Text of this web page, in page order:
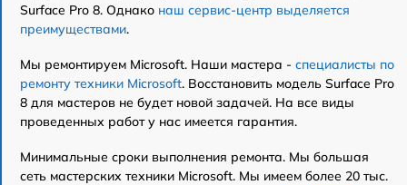
Surface Pro 8. Однако наш сервис-центр выделяется
преимуществами.
Мы ремонтируем Microsoft. Наши мастера - специалисты по
ремонту техники Microsoft. Восстановить модель Surface Pro
8 для мастеров не будет новой задачей. На все виды
проведенных работ у нас имеется гарантия.
Минимальные сроки выполнения ремонта. Мы большая
сеть мастерских техники Microsoft. Мы имеем более 20 тыс.